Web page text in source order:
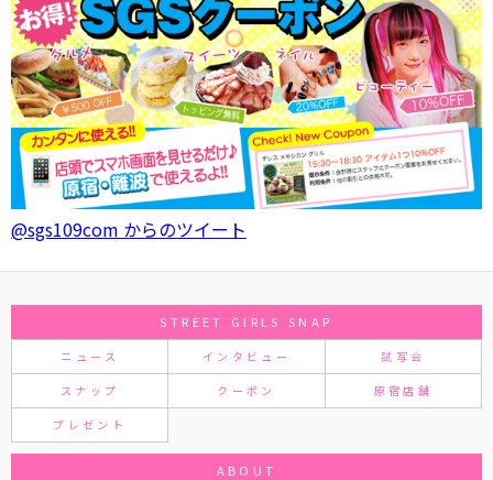
@sgs109com からのツイート
STREET GIRLS SNAP
ニュース インタビュー 試写会
スナップ クーポン 原宿店舗
プレゼント
ABOUT